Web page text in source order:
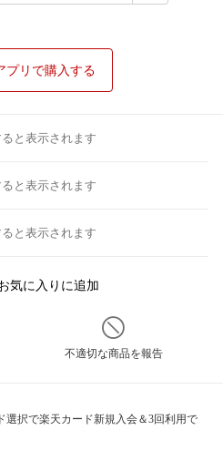
プリで購入する
と表示されます
と表示されます
と表示されます
気に入りに追加
不適切な商品を報告
選択で楽天カード新規入会＆3回利用で